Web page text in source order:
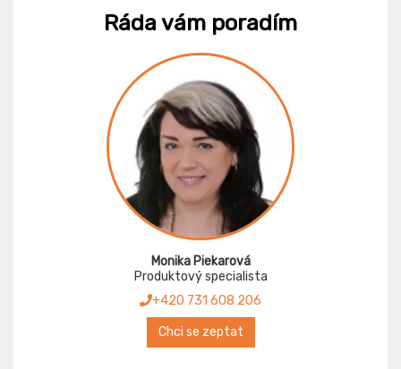
Ráda vám poradím
Monika Piekarová
Produktový specialista
+420 731 608 206
Chci se zeptat